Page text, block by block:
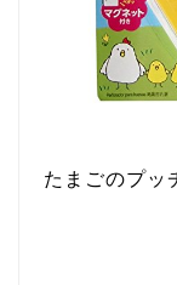
たまごのプッ